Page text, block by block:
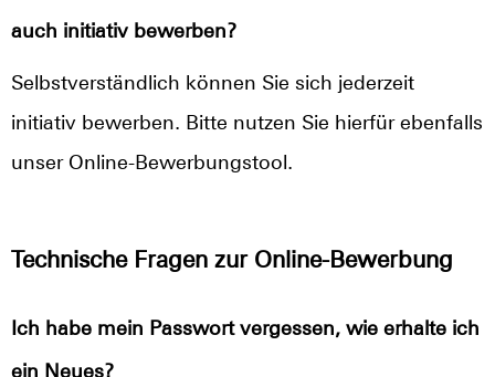
auch initiativ bewerben?
Selbstverständlich können Sie sich jederzeit
initiativ bewerben. Bitte nutzen Sie hierfür ebenfalls
unser Online-Bewerbungstool.
Technische Fragen zur Online-Bewerbung
Ich habe mein Passwort vergessen, wie erhalte ich
ein Neues?